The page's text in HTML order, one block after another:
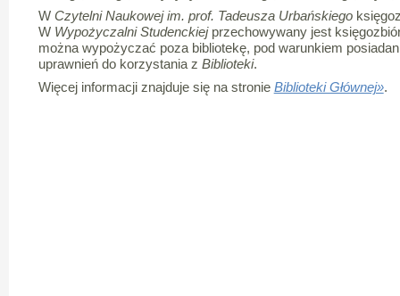
W Czytelni Naukowej im. prof. Tadeusza Urbańskiego
W Wypożyczalni Studenckiejprzechowywany jest
można wypożyczać poza bibliotekę, pod warunkiem
uprawnień do korzystania z Biblioteki.
Więcej informacji znajduje się na stronie Biblioteki Głównej».